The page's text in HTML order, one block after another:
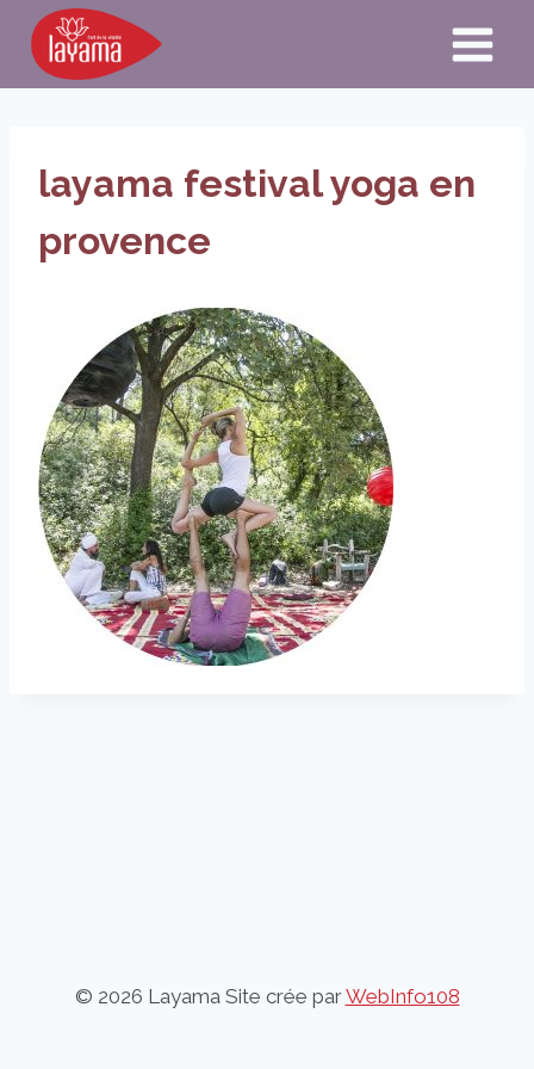
Aller
contenu
layama festival yoga en
provence
© 2026 Layama Site crée parWebInfo108